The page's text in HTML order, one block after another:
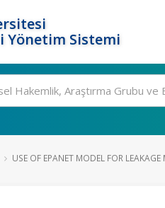
Yönetim Sistemi
USE OF EPANET MODEL FOR